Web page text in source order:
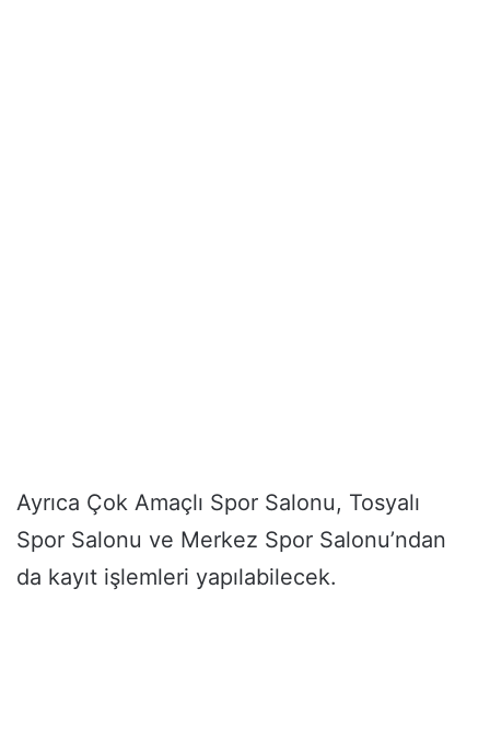
Ayrıca Çok Amaçlı Spor Salonu, Tosyalı
Spor Salonu ve Merkez Spor Salonu’ndan
da kayıt işlemleri yapılabilecek.